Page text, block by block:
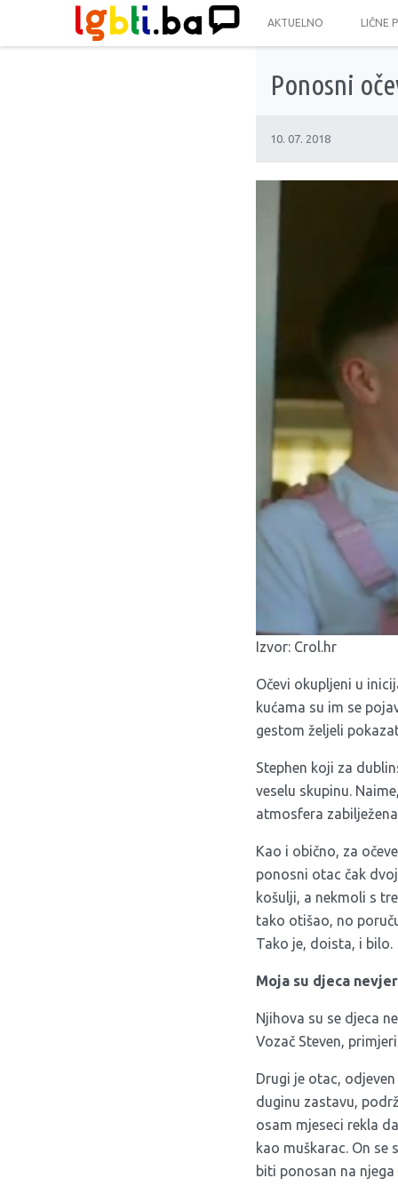
AKTUELNO LIČNE
Ponosni
10. 07. 2018
Izvor: Crol.hr
Očevi okupljeni u
kućama su im se
gestom željeli
Stephen koji za
veselu skupinu.
atmosfera
Kao i obično, za
ponosni otac čak
košulji, a nekmoli s
tako otišao, no
Tako je, doista, i bilo.
Moja su djeca
Njihova su se djeca
Vozač Steven,
Drugi je otac,
duginu zastavu,
osam mjeseci rekla
kao muškarac. On
biti ponosan na